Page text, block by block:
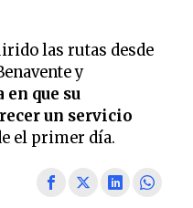
las rutas desde
y
en que su
un servicio
el primer día.